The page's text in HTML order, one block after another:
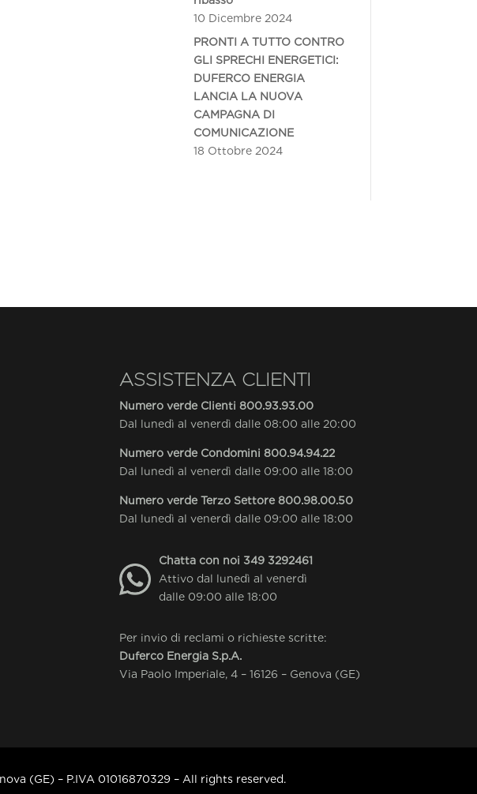
10 Dicembre 2024
PRONTI A TUTTO CONTRO
GLI SPRECHI ENERGETICI:
DUFERCO ENERGIA
LANCIA LA NUOVA
CAMPAGNA DI
COMUNICAZIONE
18 Ottobre 2024
ASSISTENZA CLIENTI
Numero verde Clienti 800.93.93.00
Dal lunedì al venerdì dalle 08:00 alle 20:00
Numero verde Condomini 800.94.94.22
Dal lunedì al venerdì dalle 09:00 alle 18:00
Numero verde Terzo Settore 800.98.00.50
Dal lunedì al venerdì dalle 09:00 alle 18:00
Chatta con noi 349 3292461
Attivo dal lunedì al venerdì
dalle 09:00 alle 18:00
Per invio di reclami o richieste scritte:
Duferco Energia S.p.A.
Via Paolo Imperiale, 4 – 16126 – Genova (GE)
(GE) – P.IVA 01016870329 – All rights reserved.